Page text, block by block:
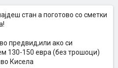
стан а поготово со сметки
предвид,или ако си
130-150 евра (без трошоци)
Кисела